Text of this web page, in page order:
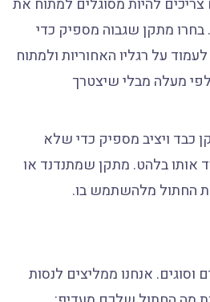
להיות מסוגלים למתוח את
בחרו מתקן שגבוה מספיק כדי
על רגליו האחוריות ולמתוח
מעלה מבלי שיצטרך
ויציב מספיק כדי שלא
אותו בלהט. מתקן שמתנדנד או
החתול מלהשתמש בו.
וסוגים. אנחנו ממליצים לנסות